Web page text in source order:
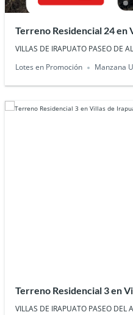
Terreno Residencial 24 en
VILLAS DE IRAPUATO PASEO DE AL
Lotes en Promoción
Manzana U
Terreno Residencial 3 en
VILLAS DE IRAPUATO PASEO DEL